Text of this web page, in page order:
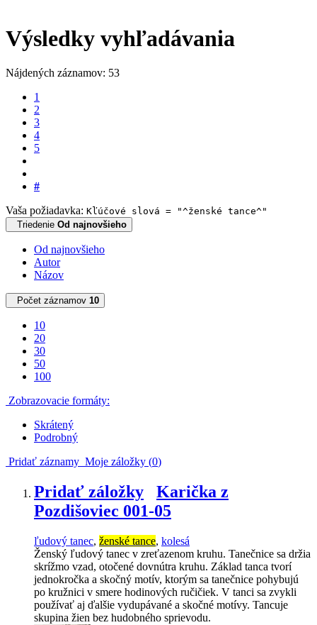
Výsledky vyhľadávania
Nájdených záznamov: 53
1
2
3
4
5
#
Vaša požiadavka: Kľúčové slová = "^ženské tance^"
Triedenie Od najnovšieho
Od najnovšieho
Autor
Názov
Počet záznamov 10
10
20
30
50
100
Zobrazovacie formáty:
Skrátený
Podrobný
Pridať záznamy Moje záložky (0)
Pridať záložky
Karička z
Pozdišoviec 001-05
ľudový tanec, ženské tance, kolesá
Ženský ľudový tanec v zreťazenom kruhu. Tanečnice sa držia
skrížmo vzad, otočené dovnútra kruhu. Základ tanca tvorí
jednokročka a skočný motív, ktorým sa tanečnice pohybujú
po kružnici v smere hodinových ručičiek. V tanci sa zvykli
používať aj ďalšie vydupávané a skočné motívy. Tancuje
skupina žien bez hudobného sprievodu.